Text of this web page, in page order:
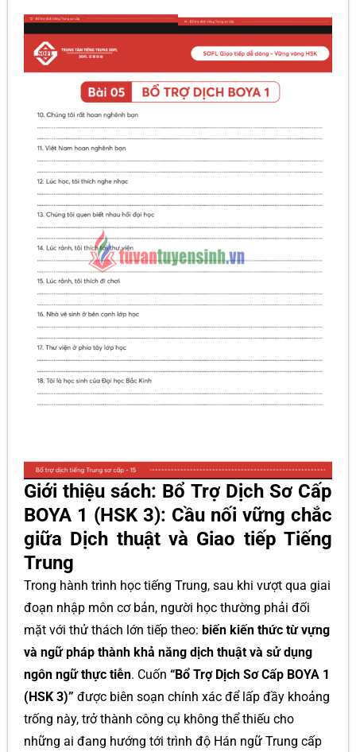
Giới thiệu sách: Bổ Trợ Dịch Sơ Cấp
BOYA 1 (HSK 3): Cầu nối vững chắc
giữa Dịch thuật và Giao tiếp Tiếng
Trung
Trong hành trình học tiếng Trung, sau khi vượt qua giai
đoạn nhập môn cơ bản, người học thường phải đối
mặt với thử thách lớn tiếp theo: biến kiến thức từ vựng
và ngữ pháp thành khả năng dịch thuật và sử dụng
ngôn ngữ thực tiễn. Cuốn “Bổ Trợ Dịch Sơ Cấp BOYA 1
(HSK 3)” được biên soạn chính xác để lấp đầy khoảng
trống này, trở thành công cụ không thể thiếu cho
những ai đang hướng tới trình độ Hán ngữ Trung cấp